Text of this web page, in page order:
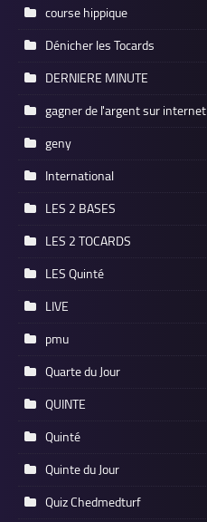
course hippique
Dénicher les Tocards
DERNIERE MINUTE
gagner de l'argent sur internet
geny
International
LES 2 BASES
LES 2 TOCARDS
LES Quinté
LIVE
pmu
Quarte du Jour
QUINTE
Quinté
Quinte du Jour
Quiz Chedmedturf